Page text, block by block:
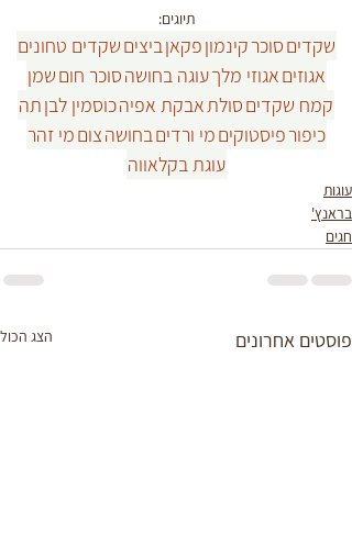
תיוגים:
שקדיםסוכרקינמוןפקאןביציםשקדים טחונים
אגוזיםאגוזי מלךעוגה בחושהסוכר חוםשמן
קמח שקדיםסולתאבקת אפיהכוסמין לבןתה
כיפורפיסטוקיםמי ורדיםבחושהצוםמי זהר
עוגת בקלאווה
עוגות
בראנץ'
חגים
פוסטים אחרונים הצג הכול